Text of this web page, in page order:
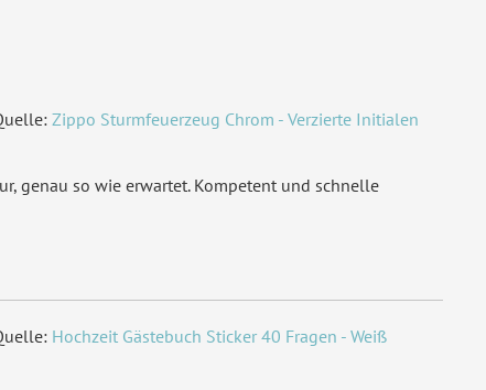
Zippo Sturmfeuerzeug Chrom - Verzierte Initialen
genau so wie erwartet. Kompetent und schnelle
Hochzeit Gästebuch Sticker 40 Fragen - Weiß